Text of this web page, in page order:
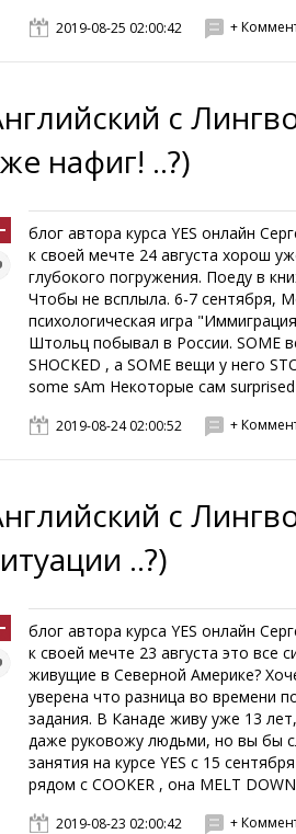
2019-08-25 02:00:42 +
с
нафиг! ..?)
блог автора курса YES онлайн
к своей мечте 24 августа хорош
глубокого погружения. Поеду в
Чтобы не всплыла. 6-7 сентября,
психологическая игра
Штольц побывал в России. SOME
SHOCKED , а SOME вещи у него
some sAm Некоторые сам surprised
2019-08-24 02:00:52 +
с
..?)
блог автора курса YES онлайн
к своей мечте 23 августа это все
живущие в Северной Америке?
уверена что разница во времени
задания. В Канаде живу уже 13
даже руковожу людьми, но вы бы
занятия на курсе YES с 15
рядом с COOKER , она MELT
2019-08-23 02:00:42 +